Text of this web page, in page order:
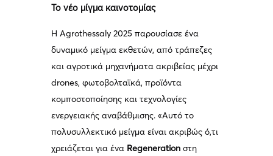
Το νέο μίγμα καινοτομίας
Η Agrothessaly 2025 παρουσίασε ένα
δυναμικό μείγμα εκθετών, από τράπεζες
και αγροτικά μηχανήματα ακριβείας μέχρι
drones, φωτοβολταϊκά, προϊόντα
κομποστοποίησης και τεχνολογίες
ενεργειακής αναβάθμισης. «Αυτό το
πολυσυλλεκτικό μείγμα είναι ακριβώς ό,τι
χρειάζεται για ένα Regeneration στη